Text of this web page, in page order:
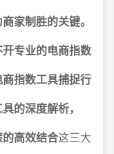
家制胜的关键。
专业的电商指数
商指数工具捕捉行
的深度解析，
的高效结合这三大